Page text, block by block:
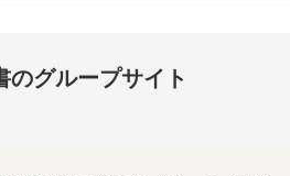
のグループサイト